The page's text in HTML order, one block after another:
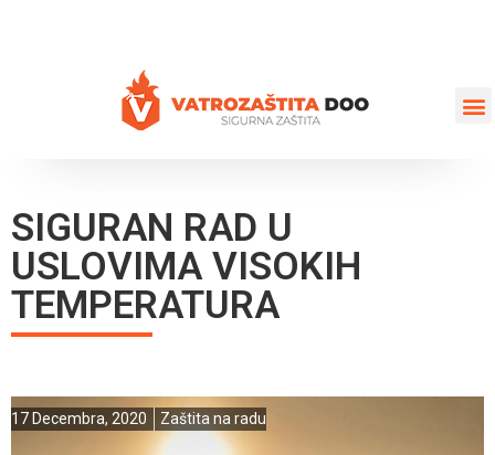
SIGURAN RAD U
USLOVIMA VISOKIH
TEMPERATURA
17 Decembra, 2020 Zaštita na radu